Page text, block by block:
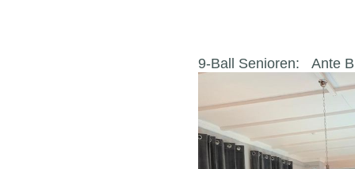
9-Ball Senioren: Ante